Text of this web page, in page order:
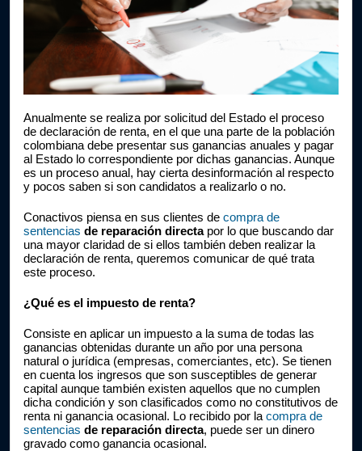
Anualmente se realiza por solicitud del Estado el proceso
de declaración de renta, en el que una parte de la población
colombiana debe presentar sus ganancias anuales y pagar
al Estado lo correspondiente por dichas ganancias. Aunque
es un proceso anual, hay cierta desinformación al respecto
y pocos saben si son candidatos a realizarlo o no.
Conactivos piensa en sus clientes de compra de
sentencias de reparación directa por lo que buscando dar
una mayor claridad de si ellos también deben realizar la
declaración de renta, queremos comunicar de qué trata
este proceso.
¿Qué es el impuesto de renta?
Consiste en aplicar un impuesto a la suma de todas las
ganancias obtenidas durante un año por una persona
natural o jurídica (empresas, comerciantes, etc). Se tienen
en cuenta los ingresos que son susceptibles de generar
capital aunque también existen aquellos que no cumplen
dicha condición y son clasificados como no constitutivos de
renta ni ganancia ocasional. Lo recibido por la compra de
sentencias de reparación directa, puede ser un dinero
gravado como ganancia ocasional.